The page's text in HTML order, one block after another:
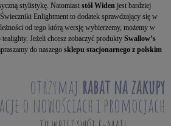
stylistykę. Natomiast stół Widen jest bardziej
Enlightment to dodatek sprawdzający się w
od tego którą wersję wybierzemy, możemy w
Jeżeli chcesz zobaczyć produkty Swallow’s
do naszego sklepu stacjonarnego z polskim
otrzymaj rabat na zakupy
o nowościach i promocjach